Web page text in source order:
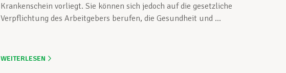
Krankenschein vorliegt. Sie können sich jedoch auf die gesetzliche
Verpflichtung des Arbeitgebers berufen, die Gesundheit und ...
WEITERLESEN